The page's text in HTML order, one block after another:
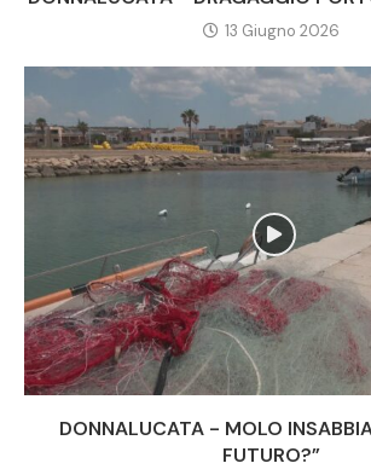
13 Giugno 2026
DONNALUCATA - MOLO
FUTURO?”